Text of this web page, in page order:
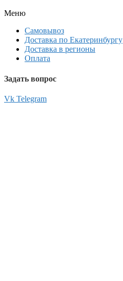
Меню
Самовывоз
Доставка по Екатеринбургу
Доставка в регионы
Оплата
Задать вопрос
Vk Telegram